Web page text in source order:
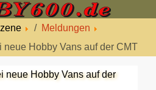
Meldungen
neue Hobby Vans auf der CMT
neue Hobby Vans auf der